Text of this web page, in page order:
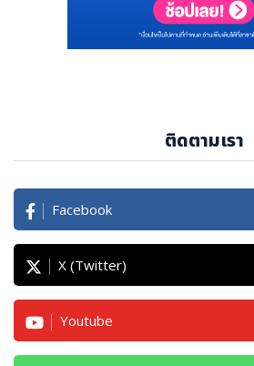
ติดตามเรา
Facebook
X (Twitter)
Youtube